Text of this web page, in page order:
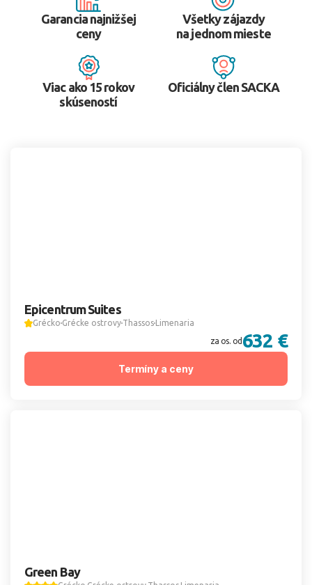
Garancia najnižšej
ceny
Všetky zájazdy
na jednom mieste
Viac ako 15 rokov
skúseností
Oficiálny člen SACKA
Epicentrum Suites
Grécko Grécke ostrovy Thassos Limenaria
za os. od 632 €
Termíny a ceny
Green Bay